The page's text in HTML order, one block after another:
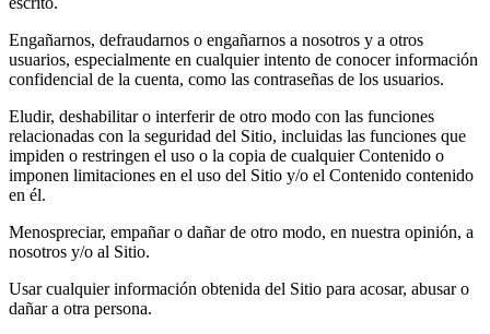
Engañarnos, defraudarnos o engañarnos a nosotros y a otros
usuarios, especialmente en cualquier intento de conocer información
confidencial de la cuenta, como las contraseñas de los usuarios.
Eludir, deshabilitar o interferir de otro modo con las funciones
relacionadas con la seguridad del Sitio, incluidas las funciones que
impiden o restringen el uso o la copia de cualquier Contenido o
imponen limitaciones en el uso del Sitio y/o el Contenido contenido
en él.
Menospreciar, empañar o dañar de otro modo, en nuestra opinión, a
nosotros y/o al Sitio.
Usar cualquier información obtenida del Sitio para acosar, abusar o
dañar a otra persona.